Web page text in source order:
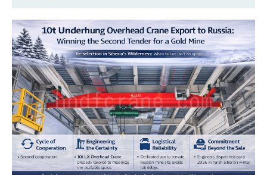
Подолання просторових та
кліматичних бар'єрів: чому ця російська
золота шахта обрала DAFANFCRANE
для другого тендеру
Точна просторова адаптація: підвісний
мостовий кран долає обмеження
простору цеху золотої шахти
Модернізація конструкції для